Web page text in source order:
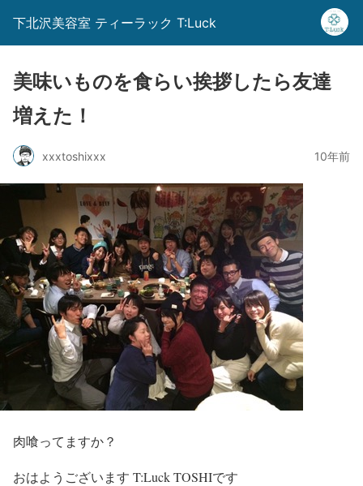
下北沢美容室 ティーラック T:Luck
美味いものを食らい挨拶したら友達
増えた！
xxxtoshixxx 10年前
肉喰ってますか？
おはようございます T:Luck TOSHIです